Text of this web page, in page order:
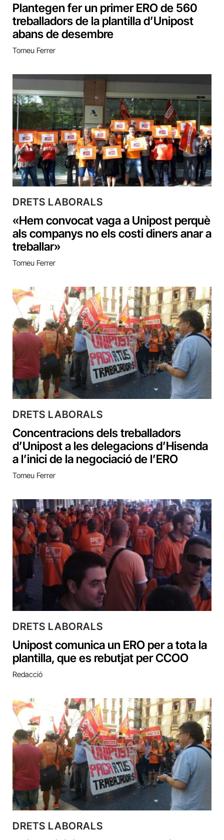
Plantegen fer un primer ERO de 560
treballadors de la plantilla d’Unipost
abans de desembre
Tomeu Ferrer
DRETS LABORALS
«Hem convocat vaga a Unipost perquè
als companys no els costi diners anar a
treballar»
Tomeu Ferrer
DRETS LABORALS
Concentracions dels treballadors
d’Unipost a les delegacions d’Hisenda
a l’inici de la negociació de l’ERO
Tomeu Ferrer
DRETS LABORALS
Unipost comunica un ERO per a tota la
plantilla, que es rebutjat per CCOO
Redacció
DRETS LABORALS